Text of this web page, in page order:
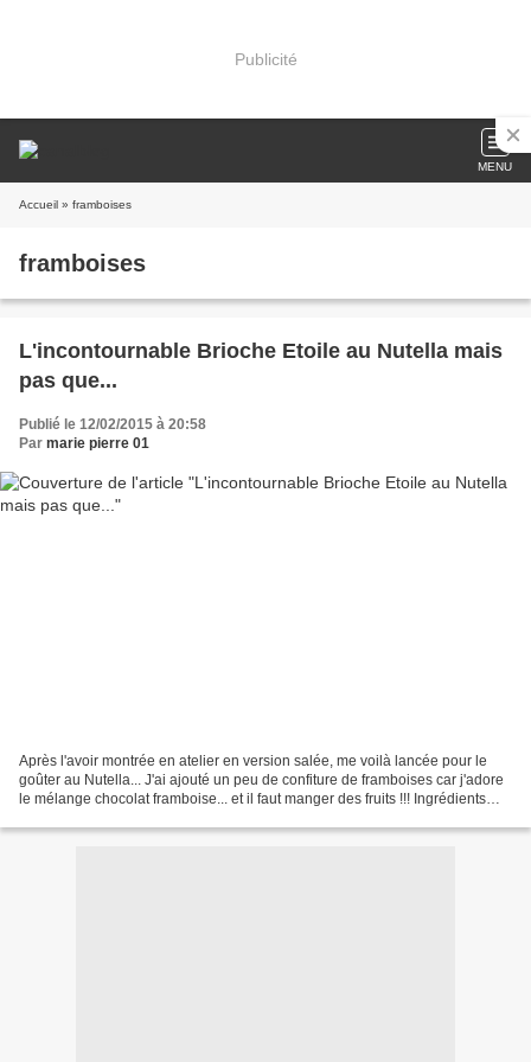
Publicité
MENU
Accueil » framboises
framboises
L'incontournable Brioche Etoile au Nutella mais
pas que...
Publié le 12/02/2015 à 20:58
Par marie pierre 01
Après l'avoir montrée en atelier en version salée, me voilà lancée pour le
goûter au Nutella... J'ai ajouté un peu de confiture de framboises car j'adore
le mélange chocolat framboise... et il faut manger des fruits !!! Ingrédients